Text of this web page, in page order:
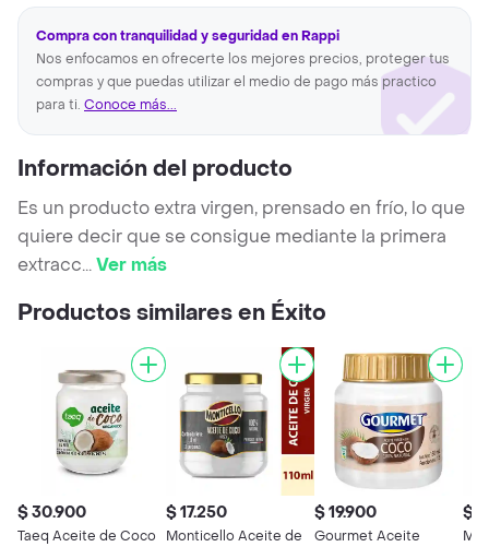
Compra con tranquilidad y seguridad en Rappi
Nos enfocamos en ofrecerte los mejores precios, proteger tus
compras y que puedas utilizar el medio de pago más practico
para ti. Conoce más...
Información del producto
Es un producto extra virgen, prensado en frío, lo que
quiere decir que se consigue mediante la primera
extracc...Ver más
Productos similares en Éxito
$ 30.900
Taeq Aceite de Coco
$ 17.250
Monticello Aceite de
$ 19.900
Gourmet Aceite
$